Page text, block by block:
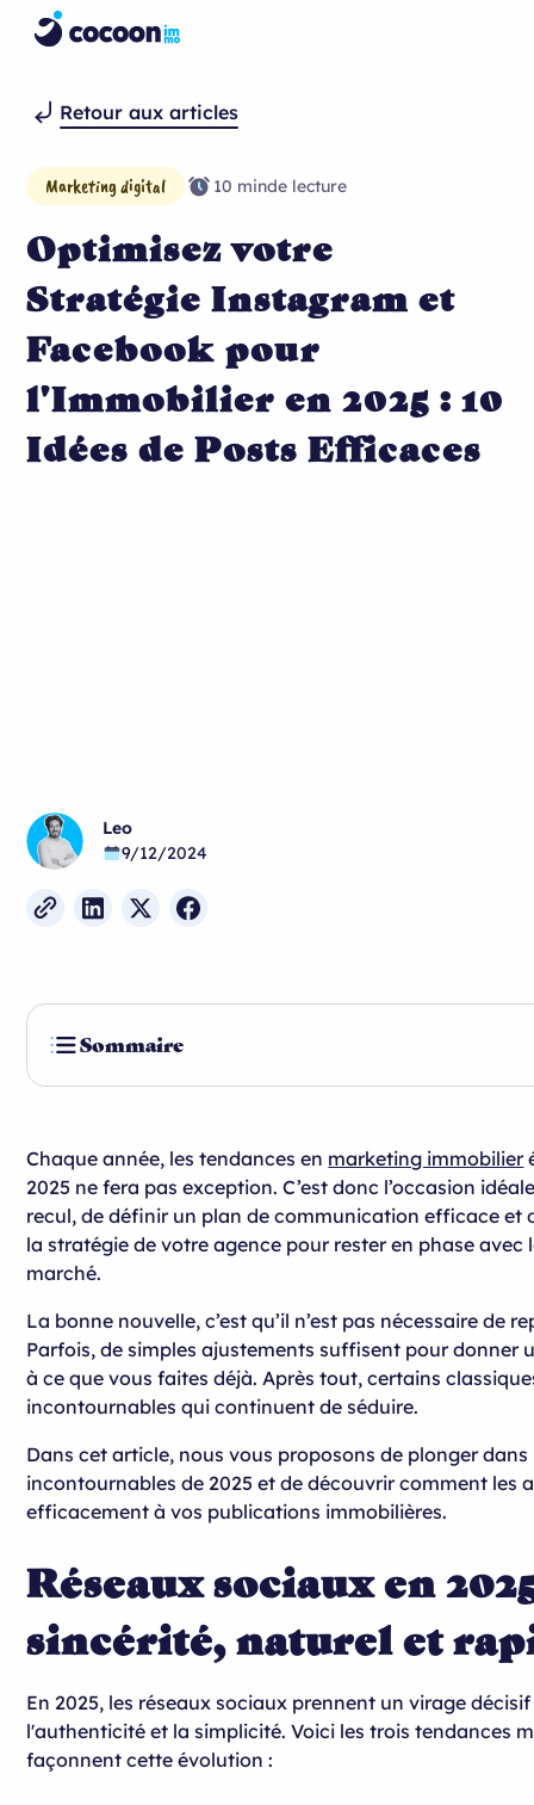
Retour aux articles
Marketing digital 10 minde lecture
Optimisez votre
Stratégie Instagram et
Facebook pour
l'Immobilier en 2025 : 10
Idées de Posts Efficaces
Leo
9/12/2024
Sommaire
Réseaux sociaux en 2025 : sincérité, naturel et rapidité
Authenticité et transparence
Contenu utile et responsable
Les 10 concepts à copier-coller pour cartonner sur les
1. “Teaser” une annonce
2. Quiz Immobilier
3. Tuto financier
5. Carrousel éducatif simplifié
6. Carrousel éducatif humanisé
8. Remise des clés
9. Reportage photo : commerçants du quartier
La clé succès social media en 2025 …
Chaque année, les tendances en marketing immobilier
2025 ne fera pas exception. C’est donc l’occasion
recul, de définir un plan de communication efficace et
la stratégie de votre agence pour rester en phase avec
marché.
La bonne nouvelle, c’est qu’il n’est pas nécessaire de
Parfois, de simples ajustements suffisent pour donner
à ce que vous faites déjà. Après tout, certains
incontournables qui continuent de séduire.
Dans cet article, nous vous proposons de plonger
incontournables de 2025 et de découvrir comment les
efficacement à vos publications immobilières.
Réseaux sociaux en
sincérité, naturel et
En 2025, les réseaux sociaux prennent un virage
l'authenticité et la simplicité. Voici les trois tendances
façonnent cette évolution :